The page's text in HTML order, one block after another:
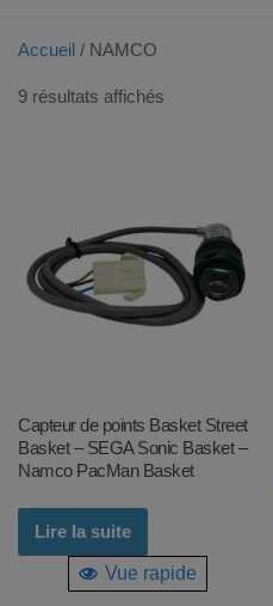
Accueil / NAMCO
9 résultats affichés
Capteur de points Basket Street
Basket – SEGA Sonic Basket –
Namco PacMan Basket
Lire la suite
Vue rapide